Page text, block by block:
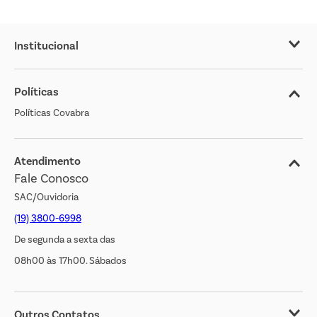
Institucional
Sobre o Covabra
Nossas Lojas
Cliente Bem Estar
Jornal de Ofertas
Transparência Salarial
Políticas
Políticas Covabra
Atendimento
Fale Conosco
das 08h00 às 14h00.